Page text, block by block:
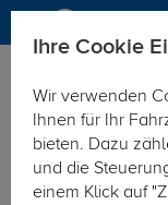
Hier geht's zur
Ihre Cookie
Wir verwenden
Ihnen für Ihr
bieten. Dazu
und die
einem Klick auf